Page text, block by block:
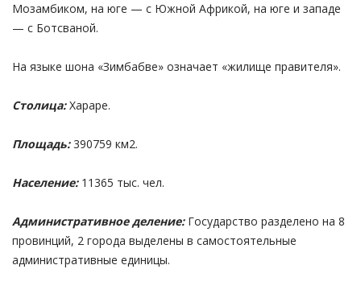
Мозамбиком, на юге — с Южной Африкой, на юге и западе
— с Ботсваной.
На языке шона «Зимбабве» означает «жилище правителя».
Столица:Хараре.
Площадь:390759 км2.
Население:11365 тыс. чел.
Административное деление: Государство разделено на 8
провинций, 2 города выделены в самостоятельные
административные единицы.